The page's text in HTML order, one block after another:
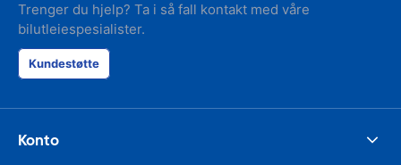
Trenger du hjelp? Ta i så fall kontakt med våre
bilutleiespesialister.
Kundestøtte
Konto